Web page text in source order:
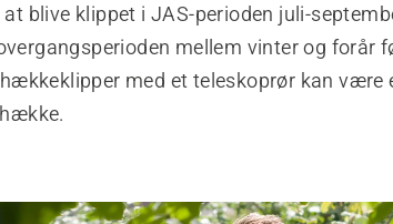
blive klippet i JAS-perioden juli-
mellem vinter og forår
med et teleskoprør kan være